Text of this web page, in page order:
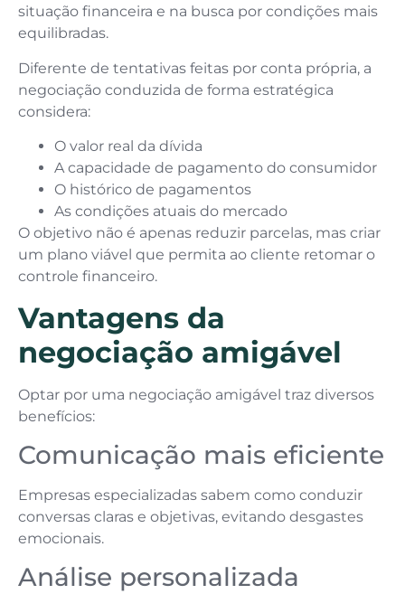
situação financeira e na busca por condições mais
equilibradas.
Diferente de tentativas feitas por conta própria, a
negociação conduzida de forma estratégica
considera:
O valor real da dívida
A capacidade de pagamento do consumidor
O histórico de pagamentos
As condições atuais do mercado
O objetivo não é apenas reduzir parcelas, mas criar
um plano viável que permita ao cliente retomar o
controle financeiro.
Vantagens da
negociação amigável
Optar por uma negociação amigável traz diversos
benefícios:
Comunicação mais eficiente
Empresas especializadas sabem como conduzir
conversas claras e objetivas, evitando desgastes
emocionais.
Análise personalizada